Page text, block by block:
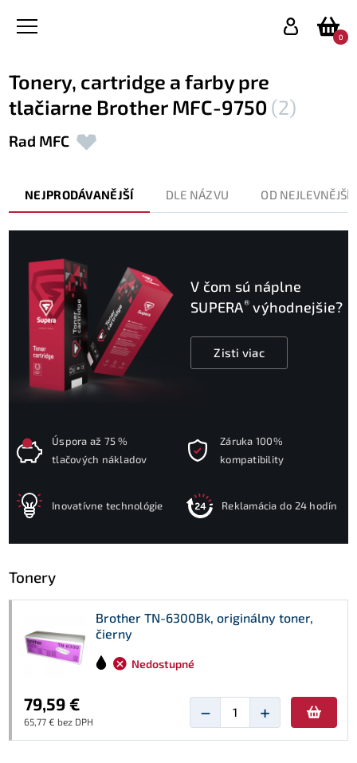
0
Tonery, cartridge a farby pre
tlačiarne Brother MFC-9750 (2)
Rad MFC
NEJPRODÁVANĚJŠÍ DLE NÁZVU OD
V čom sú náplne
SUPERA® výhodnejšie?
Zisti viac
Úspora až 75 %
tlačových nákladov
Záruka 100%
kompatibility
Inovatívne technológie Reklamácia do 24 hodín
Tonery
Brother TN-6300Bk, originálny toner,
čierny
Nedostupné
79,59 €
65,77 € bez DPH − +